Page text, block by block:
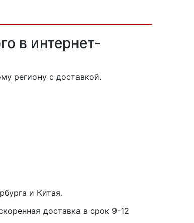
в интернет-
региону с доставкой.
и Китая.
доставка в срок 9-12